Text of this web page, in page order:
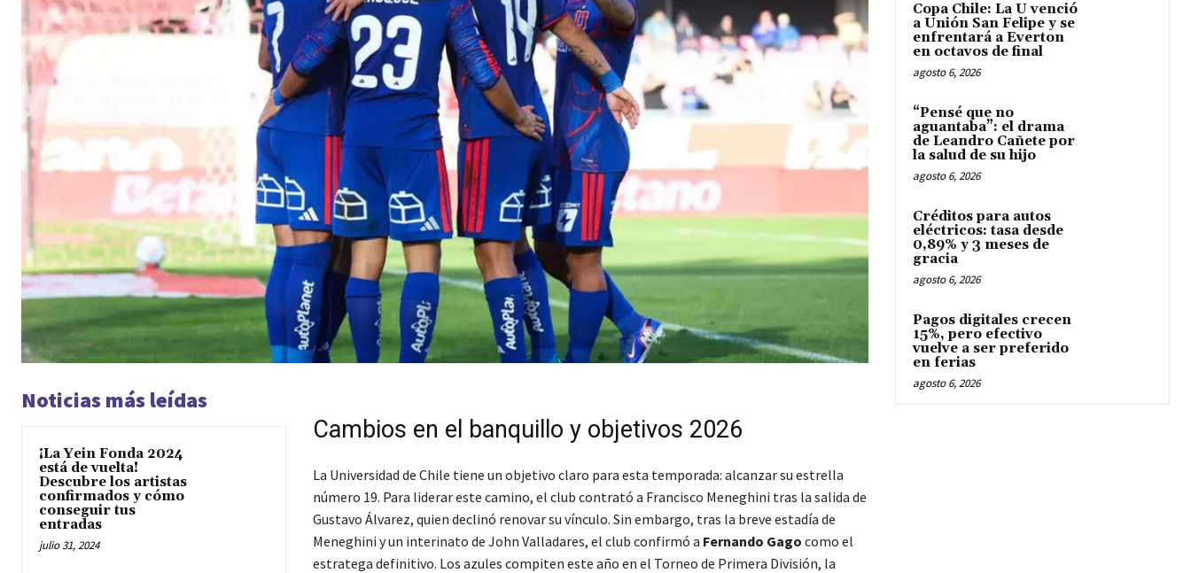
Noticias más leídas
¡La Yein Fonda 2024
está de vuelta!
Descubre los artistas
confirmados y cómo
conseguir tus
entradas
julio 31, 2024
Cambios en el banquillo y objetivos 2026
La Universidad de Chile tiene un objetivo claro para esta temporada: alcanzar su estrella
número 19. Para liderar este camino, el club contrató a Francisco Meneghini tras la salida de
Gustavo Álvarez, quien declinó renovar su vínculo. Sin embargo, tras la breve estadía de
Meneghini y un interinato de John Valladares, el club confirmó a Fernando Gago como el
estratega definitivo. Los azules compiten este año en el Torneo de Primera División, la
Copa Chile: La U venció
a Unión San Felipe y se
enfrentará a Everton
en octavos de final
agosto 6, 2026
“Pensé que no
aguantaba”: el drama
de Leandro Cañete por
la salud de su hijo
agosto 6, 2026
Créditos para autos
eléctricos: tasa desde
0,89% y 3 meses de
gracia
agosto 6, 2026
Pagos digitales crecen
15%, pero efectivo
vuelve a ser preferido
en ferias
agosto 6, 2026